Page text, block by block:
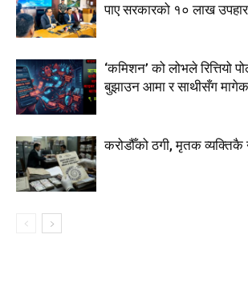
पाए सरकारको १० लाख उपहार
‘कमिशन’ को लोभले रित्तियो
बुझाउन आमा र साथीसँग
करोडौँको ठगी, मृतक व्यक्तिकै